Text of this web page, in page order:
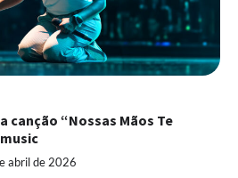
canção “Nossas Mãos Te
abril de 2026